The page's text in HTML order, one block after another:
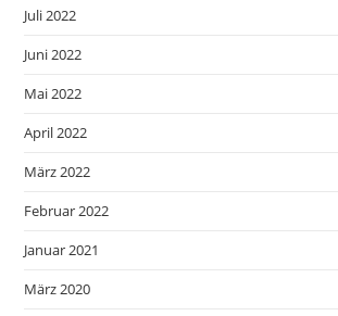
Juli 2022
Juni 2022
Mai 2022
April 2022
März 2022
Februar 2022
Januar 2021
März 2020